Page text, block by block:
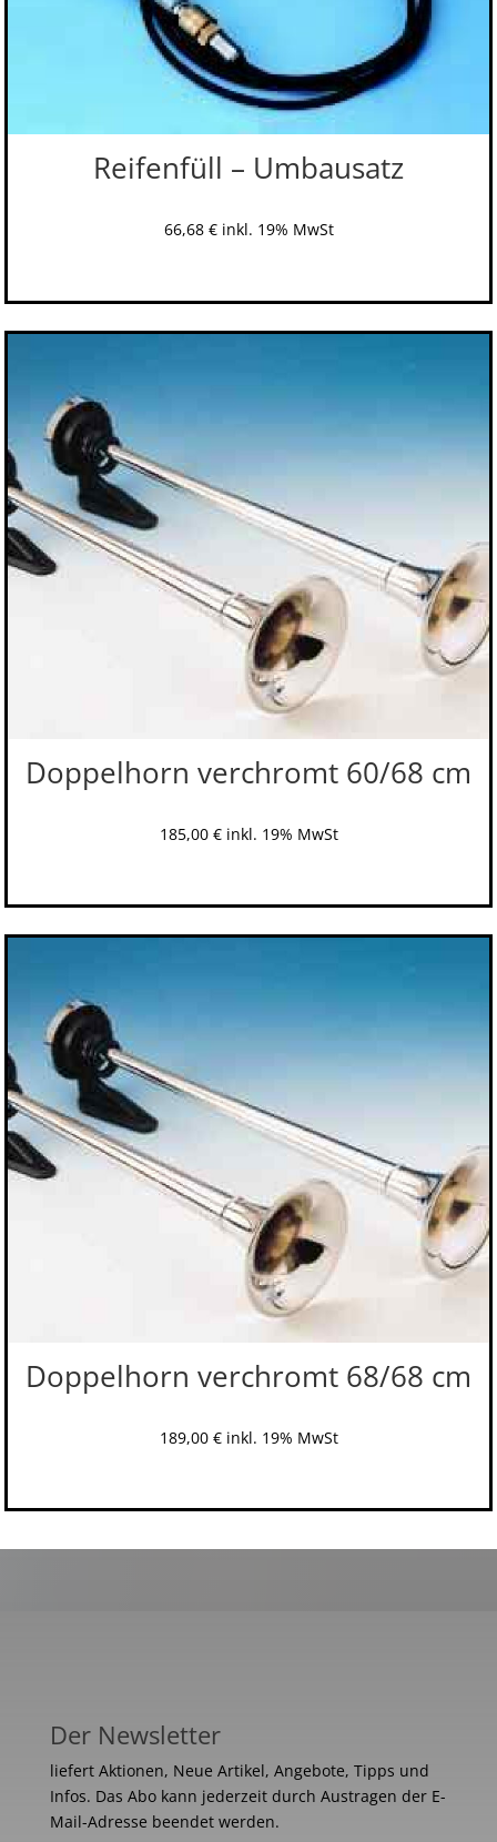
Reifenfüll – Umbausatz
66,68 € inkl. 19% MwSt
Doppelhorn verchromt 60/68 cm
185,00 € inkl. 19% MwSt
Doppelhorn verchromt 68/68 cm
189,00 € inkl. 19% MwSt
Der Newsletter
liefert Aktionen, Neue Artikel, Angebote, Tipps und
Infos. Das Abo kann jederzeit durch Austragen der E-
Mail-Adresse beendet werden.